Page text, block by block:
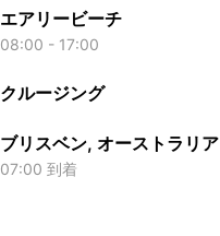
エアリービーチ
08:00 - 17:00
クルージング
ブリスベン, オーストラリア
07:00 到着